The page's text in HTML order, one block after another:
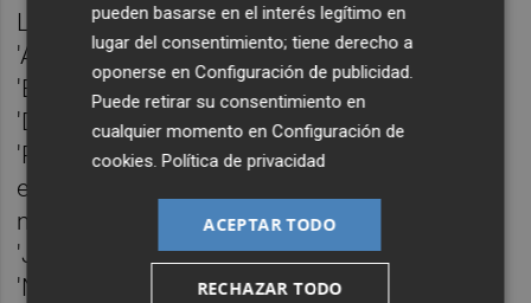
Los miembros de los géneros
'Acinetobacter', 'Bhargavaea',
'Brevibacterium', 'Brevundimonas',
'Dermacoccus', 'Klebsiella', 'Pantoea',
'Pseudoxanthomonas' y 'Rhizobium' solo se
encontraron en microondas domésticos;
mientras que 'Arthrobacter', 'Enterobacter',
'Janibacter', 'Methylobacterium',
'Neobacillus', 'Nocardioides',
pueden basarse en el interés legítimo en
lugar del consentimiento; tiene derecho a
oponerse enConfiguración de publicidad
Puede retirar su consentimiento en
cualquier momento enConfiguración de
cookies .Política de privacidad
ACEPTAR TODO
RECHAZAR TODO